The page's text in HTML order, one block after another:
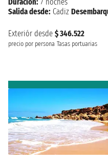
Exteriór desde $ 346.522
precio por persona Tasas portuarias
Salida desde: Cadiz